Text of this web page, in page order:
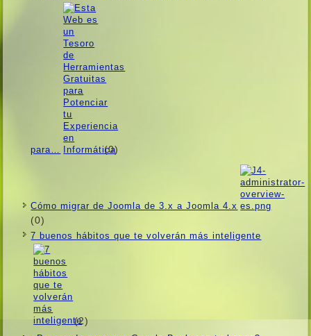
para… (0)
Cómo migrar de Joomla de 3.x a Joomla 4.x
(0)
7 buenos hábitos que te volverán más inteligente
(2)